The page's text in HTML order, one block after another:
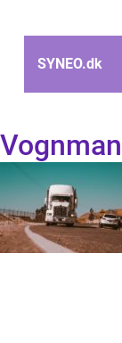
SYNEO.dk